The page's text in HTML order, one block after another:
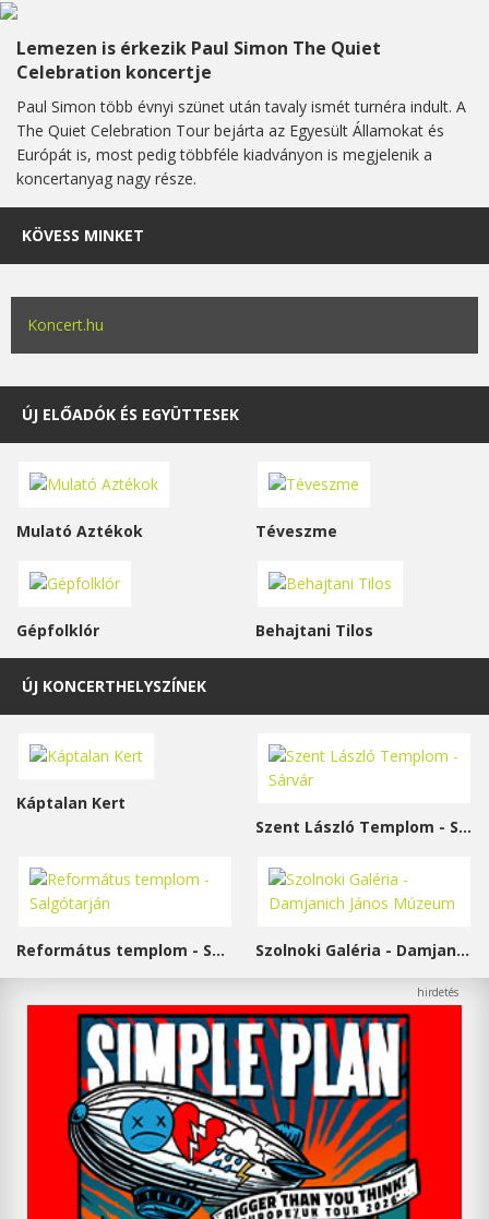
Lemezen is érkezik Paul Simon The Quiet
Celebration koncertje
Paul Simon több évnyi szünet után tavaly ismét turnéra indult. A
The Quiet Celebration Tour bejárta az Egyesült Államokat és
Európát is, most pedig többféle kiadványon is megjelenik a
koncertanyag nagy része.
KÖVESS MINKET
Koncert.hu
ÚJ ELŐADÓK ÉS EGYÜTTESEK
Mulató Aztékok Téveszme
Gépfolklór Behajtani Tilos
ÚJ KONCERTHELYSZÍNEK
Káptalan Kert
Szent László Templom - Sárvár
Református templom - Salgótarján Szolnoki Galéria - Damjanich János Múzeum